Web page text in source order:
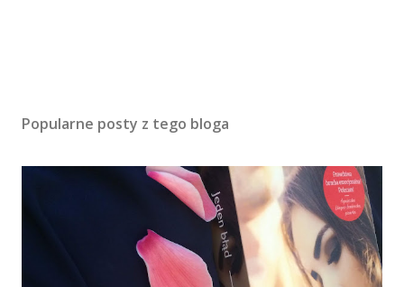
Popularne posty z tego bloga